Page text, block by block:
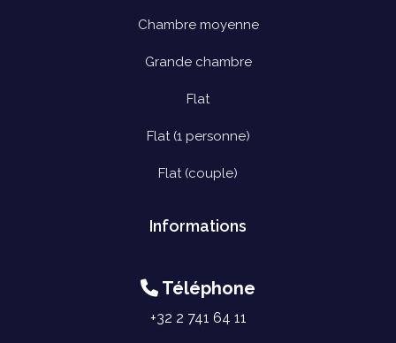
Chambre moyenne
Grande chambre
Flat
Flat (1 personne)
Flat (couple)
Informations
Téléphone
+32 2 741 64 11